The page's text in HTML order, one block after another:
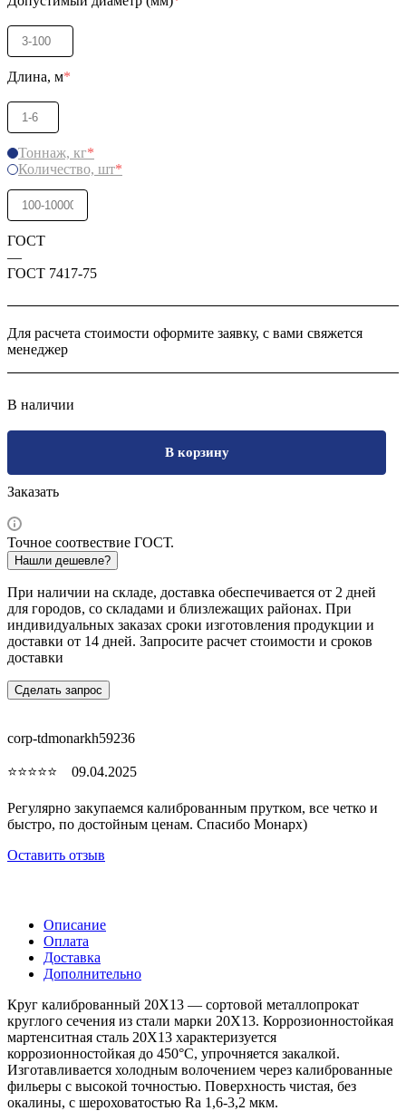
Длина, м*
Тоннаж, кг*
Количество, шт*
ГОСТ
—
ГОСТ 7417-75
Для расчета стоимости оформите заявку, с вами свяжется
менеджер
В наличии
В корзину
Заказать
Точное соотвествие ГОСТ.
Нашли дешевле?
При наличии на складе, доставка обеспечивается от 2 дней
для городов, со складами и близлежащих районах. При
индивидуальных заказах сроки изготовления продукции и
доставки от 14 дней. Запросите расчет стоимости и сроков
доставки
Сделать запрос
corp-tdmonarkh59236
⭐⭐⭐⭐⭐ 09.04.2025
Регулярно закупаемся калиброванным прутком, все четко и
быстро, по достойным ценам. Спасибо Монарх)
Оставить отзыв
Описание
Оплата
Доставка
Дополнительно
Круг калиброванный 20Х13 — сортовой металлопрокат
круглого сечения из стали марки 20Х13. Коррозионностойкая
мартенситная сталь 20Х13 характеризуется
коррозионностойкая до 450°C, упрочняется закалкой.
Изготавливается холодным волочением через калиброванные
фильеры с высокой точностью. Поверхность чистая, без
окалины, с шероховатостью Ra 1,6-3,2 мкм.